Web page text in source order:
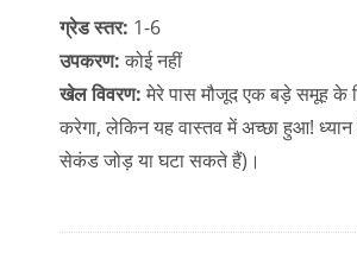
ग्रेड स्तर: 1-6
उपकरण: कोई नहीं
खेल विवरण: मेरे पास मौजूद एक बड़े समूह के
करेगा, लेकिन यह वास्तव में अच्छा हुआ!
सेकंड जोड़ या घटा सकते हैं)।